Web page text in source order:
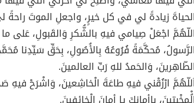
الحياةَ زيادةً لي في كل خيرٍ، واجعلِ الموتَ
اللّهُمَّ اجْعَلْ صِيامي فيهِ بالشُّكرِ وَالقَبولِ، عَلى
الرَّسولُ، مُحكَّمَةً فُرُوعُهُ بِالأُصُولِ، بِحَقِّ سَيِّدِنا
الطّاهِرينَ، وَالحَمدُ للهِ رَبِّ العالمينَ.
ارْزُقْني فيهِ طاعَةَ الْخاشِعينَ، وَاشْرَحْ فيهِ